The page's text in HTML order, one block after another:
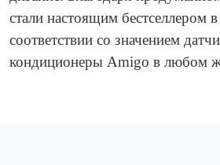
стали настоящим
соответствии со значением
кондиционеры Amigo в любом